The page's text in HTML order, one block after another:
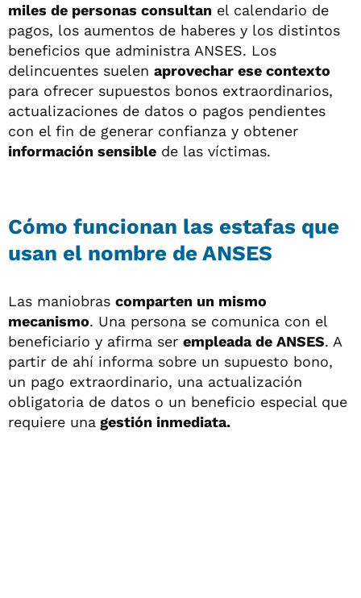
miles de personas consultan el calendario de
pagos, los aumentos de haberes y los distintos
beneficios que administra ANSES. Los
delincuentes suelen aprovechar ese contexto
para ofrecer supuestos bonos extraordinarios,
actualizaciones de datos o pagos pendientes
con el fin de generar confianza y obtener
información sensible de las víctimas.
Cómo funcionan las estafas que
usan el nombre de ANSES
Las maniobras comparten un mismo
mecanismo. Una persona se comunica con el
beneficiario y afirma ser empleada de ANSES. A
partir de ahí informa sobre un supuesto bono,
un pago extraordinario, una actualización
obligatoria de datos o un beneficio especial que
requiere una gestión inmediata.